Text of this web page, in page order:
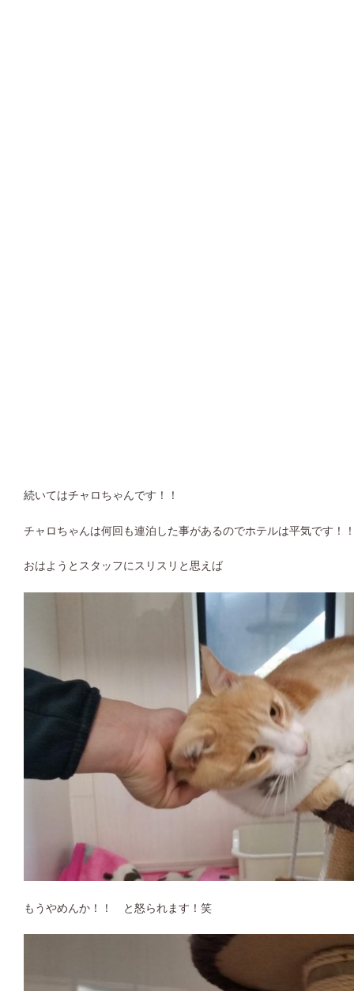
続いてはチャロちゃんです！！
チャロちゃんは何回も連泊した事があるのでホテルは平気です！
おはようとスタッフにスリスリと思えば
もうやめんか！！ と怒られます！笑